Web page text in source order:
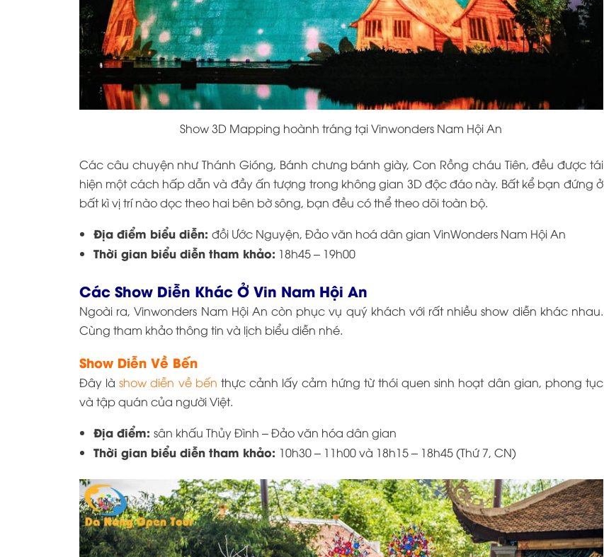
Show 3D Mapping hoành tráng tại Vinwonders Nam Hội An
Các câu chuyện như Thánh Gióng, Bánh chưng bánh giày, Con Rồng cháu Tiên, đều được tái
hiện một cách hấp dẫn và đầy ấn tượng trong không gian 3D độc đáo này. Bất kể bạn đứng ở
bất kì vị trí nào dọc theo hai bên bờ sông, bạn đều có thể theo dõi toàn bộ.
Địa điểm biểu diễn: đồi Ước Nguyện, Đảo văn hoá dân gian VinWonders Nam Hội An
Thời gian biểu diễn tham khảo: 18h45 – 19h00
Các Show Diễn Khác Ở Vin Nam Hội An
Ngoài ra, Vinwonders Nam Hội An còn phục vụ quý khách với rất nhiều show diễn khác nhau.
Cùng tham khảo thông tin và lịch biểu diễn nhé.
Show Diễn Về Bến
Đây làshow diễn về bến thực cảnh lấy cảm hứng từ thói quen sinh hoạt dân gian, phong tục
và tập quán của người Việt.
Địa điểm: sân khấu Thủy Đình – Đảo văn hóa dân gian
Thời gian biểu diễn tham khảo: 10h30 – 11h00 và 18h15 – 18h45 (Thứ 7, CN)